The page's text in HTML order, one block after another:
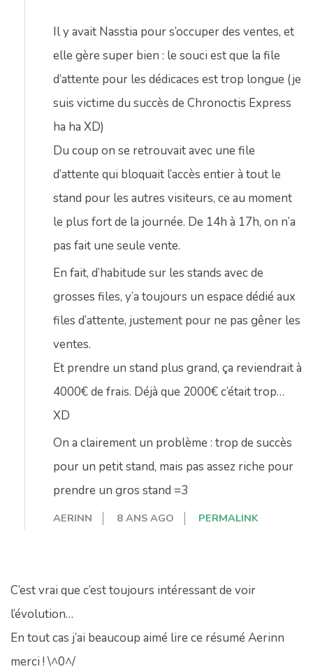
Il y avait Nasstia pour s’occuper des ventes, et
elle gère super bien : le souci est que la file
d’attente pour les dédicaces est trop longue (je
suis victime du succès de Chronoctis Express
ha ha XD)
Du coup on se retrouvait avec une file
d’attente qui bloquait l’accès entier à tout le
stand pour les autres visiteurs, ce au moment
le plus fort de la journée. De 14h à 17h, on n’a
pas fait une seule vente.
En fait, d’habitude sur les stands avec de
grosses files, y’a toujours un espace dédié aux
files d’attente, justement pour ne pas gêner les
ventes.
Et prendre un stand plus grand, ça reviendrait à
4000€ de frais. Déjà que 2000€ c’était trop…
XD
On a clairement un problème : trop de succès
pour un petit stand, mais pas assez riche pour
prendre un gros stand =3
AERINN 8 ANS AGO PERMALINK
C’est vrai que c’est toujours intéressant de voir
l’évolution…
En tout cas j’ai beaucoup aimé lire ce résumé Aerinn
merci ! \^0^/